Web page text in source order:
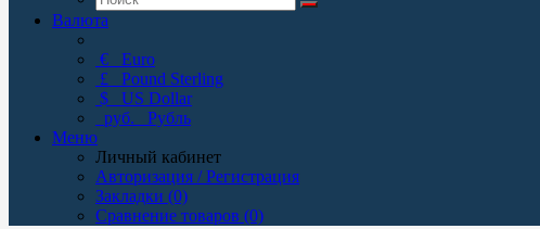
Валюта
€ Euro
£ Pound Sterling
$ US Dollar
руб. Рубль
Меню
Личный кабинет
Авторизация / Регистрация
Закладки (0)
Сравнение товаров (0)